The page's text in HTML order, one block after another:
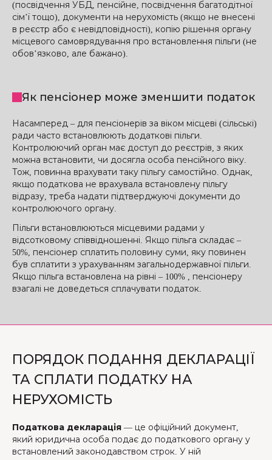
(посвідчення УБД, пенсійне, посвідчення багатодітної
сім’ї тощо), документи на нерухомість (якщо не внесені
в реєстр або є невідповідності), копію рішення органу
місцевого самоврядування про встановлення пільги (не
обов’язково, але бажано).
Як пенсіонер може зменшити податок
Насамперед – для пенсіонерів за віком місцеві (сільські)
ради часто встановлюють додаткові пільги.
Контролюючий орган має доступ до реєстрів, з яких
можна встановити, чи досягла особа пенсійного віку.
Тож, повинна врахувати таку пільгу самостійно. Однак,
якщо податкова не врахувала встановлену пільгу
відразу, треба надати підтверджуючі документи до
контролюючого органу.
Пільги встановлюються місцевими радами у
відсотковому співвідношенні. Якщо пільга складає –
50%, пенсіонер сплатить половину суми, яку повинен
був сплатити з урахуванням загальнодержавної пільги.
Якщо пільга встановлена на рівні – 100% , пенсіонеру
взагалі не доведеться сплачувати податок.
ПОРЯДОК ПОДАННЯ ДЕКЛАРАЦІЇ
ТА СПЛАТИ ПОДАТКУ НА
НЕРУХОМІСТЬ
Податкова декларація — це офіційний документ,
який юридична особа подає до податкового органу у
встановлений законодавством строк. У ній